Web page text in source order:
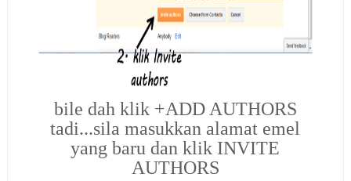
bile dah klik +ADD AUTHORS
tadi...sila masukkan alamat emel
yang baru dan klik INVITE
AUTHORS